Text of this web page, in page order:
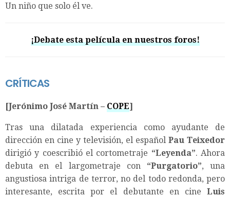
Un niño que solo él ve.
¡Debate esta película en nuestros foros!
CRÍTICAS
[Jerónimo José Martín – COPE]
Tras una dilatada experiencia como ayudante de
dirección en cine y televisión, el español Pau Teixedor
dirigió y coescribió el cortometraje “Leyenda”. Ahora
debuta en el largometraje con “Purgatorio”, una
angustiosa intriga de terror, no del todo redonda, pero
interesante, escrita por el debutante en cine Luis